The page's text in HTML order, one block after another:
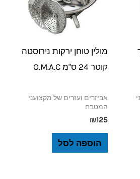
מולין טוחן ירקות נירוסטה
קוטר 24 ס"מ O.M.A.C
אביזרים ועזרים של מקצועני
המטבח
₪125
הוספה לסל